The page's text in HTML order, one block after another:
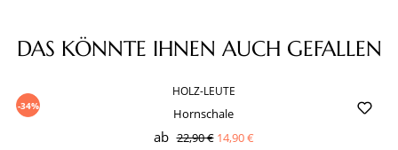
Produktgalerie überspringen
DAS KÖNNTE IHNEN AUCH GEFALLEN
-34%
HOLZ-LEUTE
Hornschale
ab 22,90 € 14,90 €